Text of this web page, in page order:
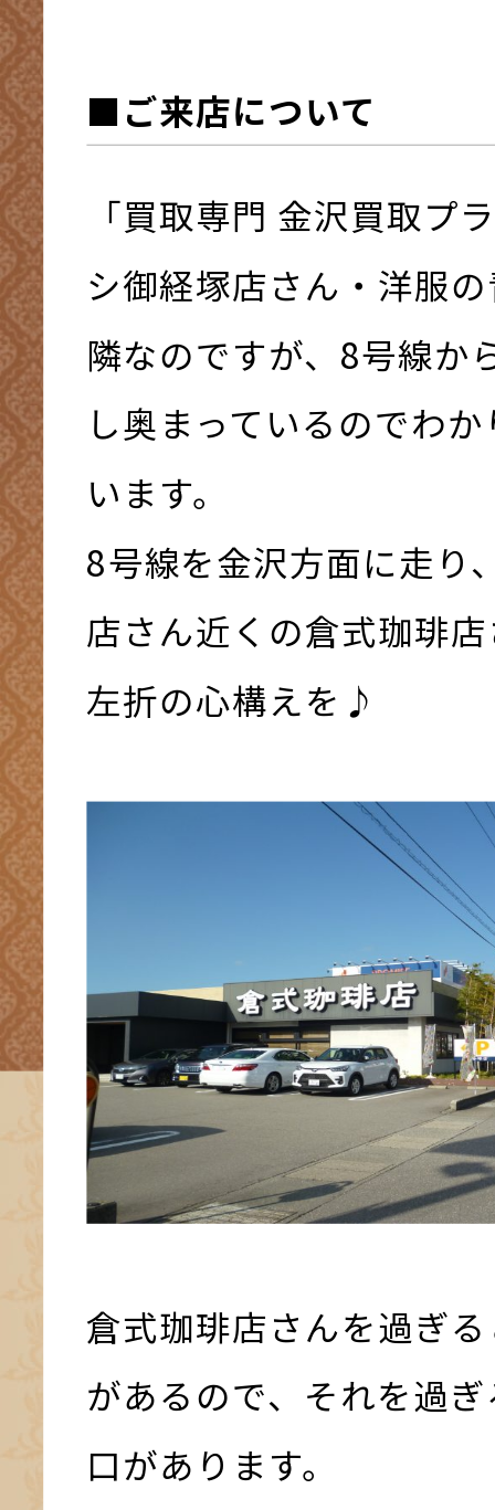
■ご来店について
「買取専門 金沢買取プ
シ御経塚店さん・洋服
隣なのですが、8号線か
し奥まっているのでわ
います。
8号線を金沢方面に走り
店さん近くの倉式珈琲
左折の心構えを♪
倉式珈琲店さんを過ぎ
があるので、それを過
口があります。